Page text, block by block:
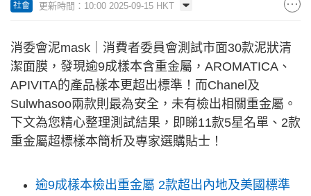
社會 更新時間：10:00 2025-09-15 HKT
消委會泥mask｜消費者委員會測試市面30款泥狀清
潔面膜，發現逾9成樣本含重金屬，AROMATICA、
APIVITA的產品樣本更超出標準！而Chanel及
Sulwhasoo兩款則最為安全，未有檢出相關重金屬。
下文為您精心整理測試結果，即睇11款5星名單、2款
重金屬超標樣本簡析及專家選購貼士！
逾9成樣本檢出重金屬 2款超出內地及美國標準